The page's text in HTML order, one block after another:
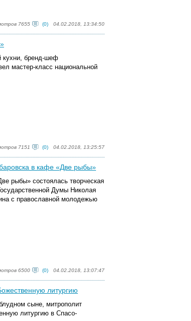
7655 (0) 04.02.2018, 13:34:50
кухни, бренд-шеф
мастер-класс национальной
7151 (0) 04.02.2018, 13:25:57
в кафе «Две рыбы»
рыбы» состоялась творческая
Думы Николая
с православной молодежью
6500 (0) 04.02.2018, 13:07:47
литургию
сыне, митрополит
литургию в Спасо-